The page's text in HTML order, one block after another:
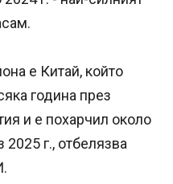
е Китай, който
година през
и е похарчил около
г., отбелязва